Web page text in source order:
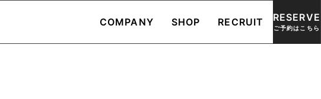
COMPANY SHOP RECRUIT RESERVE
ご予約はこちら